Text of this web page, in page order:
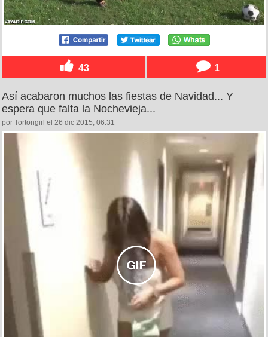
43 1
Así acabaron muchos las fiestas de Navidad... Y
espera que falta la Nochevieja...
por Tortongirl el 26 dic 2015, 06:31